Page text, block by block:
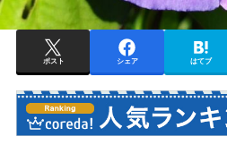
ポスト シェア はてブ